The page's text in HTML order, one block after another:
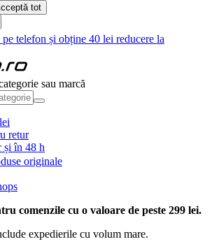
tot
telefon și obține 40 lei reducere la
sau marcă
retur
și în 48 h
originale
comenzile cu o valoare de peste 299 lei.
expedierile cu volum mare.